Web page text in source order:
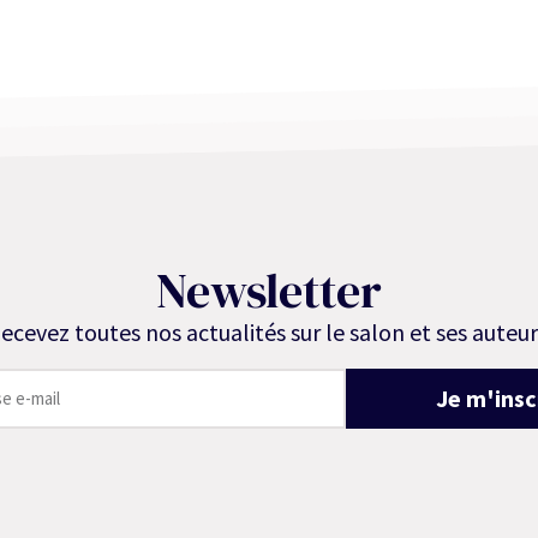
Newsletter
toutes nos actualités sur le salon et ses
Je